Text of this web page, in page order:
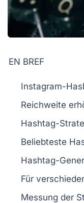
EN BREF
Instagram-
Reichweite
Hashtag-
Beliebteste
Hashtag-
Für
Messung der